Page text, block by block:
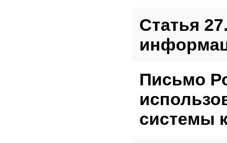
Статья
Письмо
системы